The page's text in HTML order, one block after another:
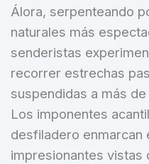
Álora, serpenteando
naturales más
senderistas
recorrer estrechas
suspendidas a más
Los imponentes
desfiladero enmarcan
impresionantes vistas